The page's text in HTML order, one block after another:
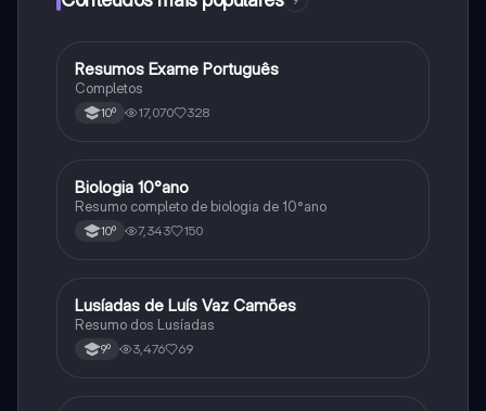
Português
Resumos Exame Português
Completos
10º 17,070 328
Biologia
Biologia 10°ano
Resumo completo de biologia de 10°ano
10º 7,343 150
Português
Lusíadas de Luís Vaz Camões
Resumo dos Lusíadas
9º 3,476 69